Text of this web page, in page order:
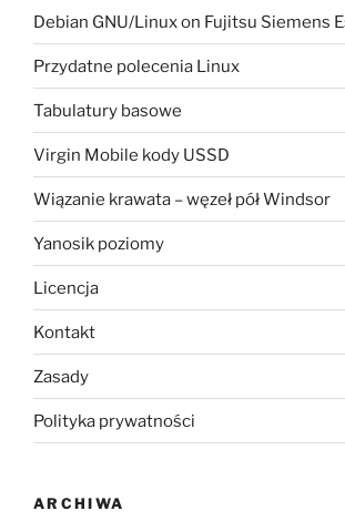
Debian GNU/Linux on Fujitsu Siemens
Przydatne polecenia Linux
Tabulatury basowe
Virgin Mobile kody USSD
Wiązanie krawata – węzeł pół Windsor
Yanosik poziomy
Licencja
Kontakt
Zasady
Polityka prywatności
ARCHIWA